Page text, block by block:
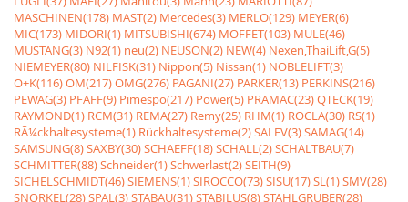
MASCHINEN(178) MAST(2) Mercedes(3) MERLO(129) MEYER(6)
MIC(173) MIDORI(1) MITSUBISHI(674) MOFFET(103) MULE(46)
MUSTANG(3) N92(1) neu(2) NEUSON(2) NEW(4) Nexen,ThaiLift,G(5)
NIEMEYER(80) NILFISK(31) Nippon(5) Nissan(1) NOBLELIFT(3)
O+K(116)OM(217)OMG(276) PAGANI(27) PARKER(13) PERKINS(216)
PEWAG(3) PFAFF(9) Pimespo(217) Power(5) PRAMAC(23)QTECK(19)
RAYMOND(1) RCM(31) REMA(27) Remy(25) RHM(1) ROCLA(30) RS(1)
RÃ¼ckhaltesysteme(1) Rückhaltesysteme(2)SALEV(3)SAMAG(14)
SAMSUNG(8)SAXBY(30)SCHAEFF(18)SCHALL(2)SCHALTBAU(7)
SCHMITTER(88)Schneider(1)Schwerlast(2)SEITH(9)
SICHELSCHMIDT(46)SIEMENS(1)SIROCCO(73)SISU(17)SL(1)SMV(28)
SNORKEL(28)SPAL(3)STABAU(31)STABILUS(8)STAHLGRUBER(28)